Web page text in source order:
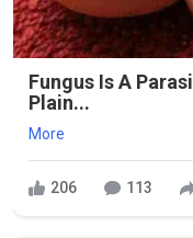
Fungus Is A
Plain...
More
206 113